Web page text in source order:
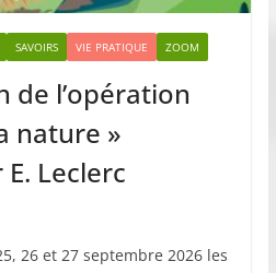
SAVOIRS VIE PRATIQUE ZOOM
de l’opération
nature »
Leclerc
26 et 27 septembre 2026 les